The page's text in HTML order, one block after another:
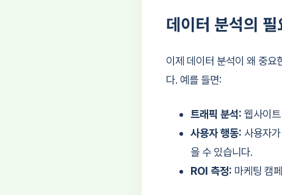
데이터 분석의 필
이제 데이터 분석이 왜 중요
다. 예를 들면:
트래픽 분석: 웹사이
사용자 행동: 사용자
을 수 있습니다.
ROI 측정: 마케팅 캠